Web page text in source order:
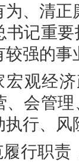
为、清
书记重
较强的
宏观经
、会管
执行、
履行职